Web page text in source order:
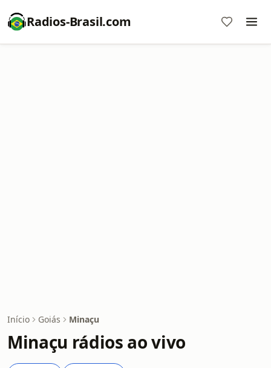
Radios-Brasil.com
Início Goiás Minaçu
Minaçu rádios ao vivo